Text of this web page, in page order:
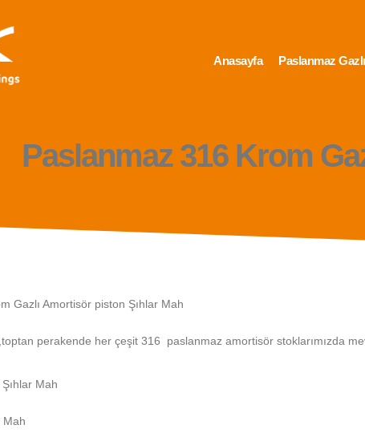
Anasayfa Paslanmaz
Paslanmaz 316 Krom
Gazlı Amortisör piston Şıhlar Mah
perakende her çeşit 316 paslanmaz amortisör stoklarımızda
Şıhlar Mah
Mah